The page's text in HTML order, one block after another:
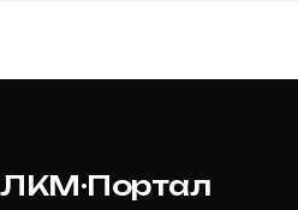
ЛКМ·Портал